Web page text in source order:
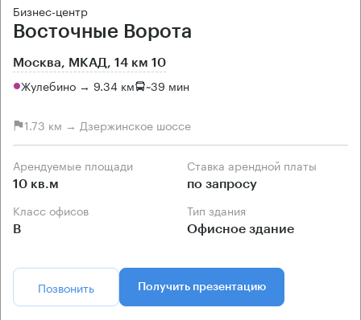
Бизнес-центр
Восточные Ворота
Москва, МКАД, 14 км 10
Жулебино → 9.34 км ~39 мин
1.73 км → Дзержинское шоссе
Арендуемые площади
10 кв.м
Ставка арендной платы
по запросу
Класс офисов
B
Тип здания
Офисное здание
Позвонить Получить презентацию